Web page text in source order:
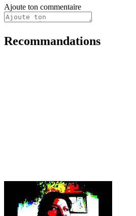
Ajoute ton commentaire
Recommandations